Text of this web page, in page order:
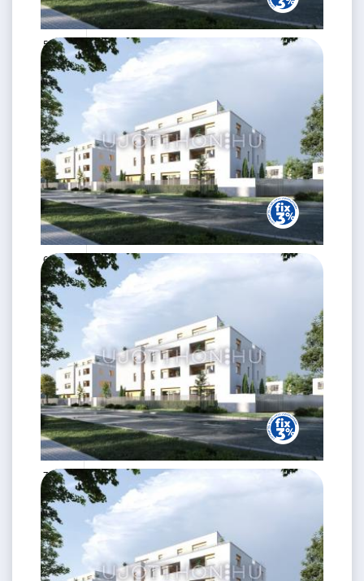
59.22 M
Ft
37 m2
2 szoba
2. emelet
63.87 M
Ft
41 m2
2 szoba
2. emelet
72.6 M Ft
50 m2
2 szoba
2.
emelet